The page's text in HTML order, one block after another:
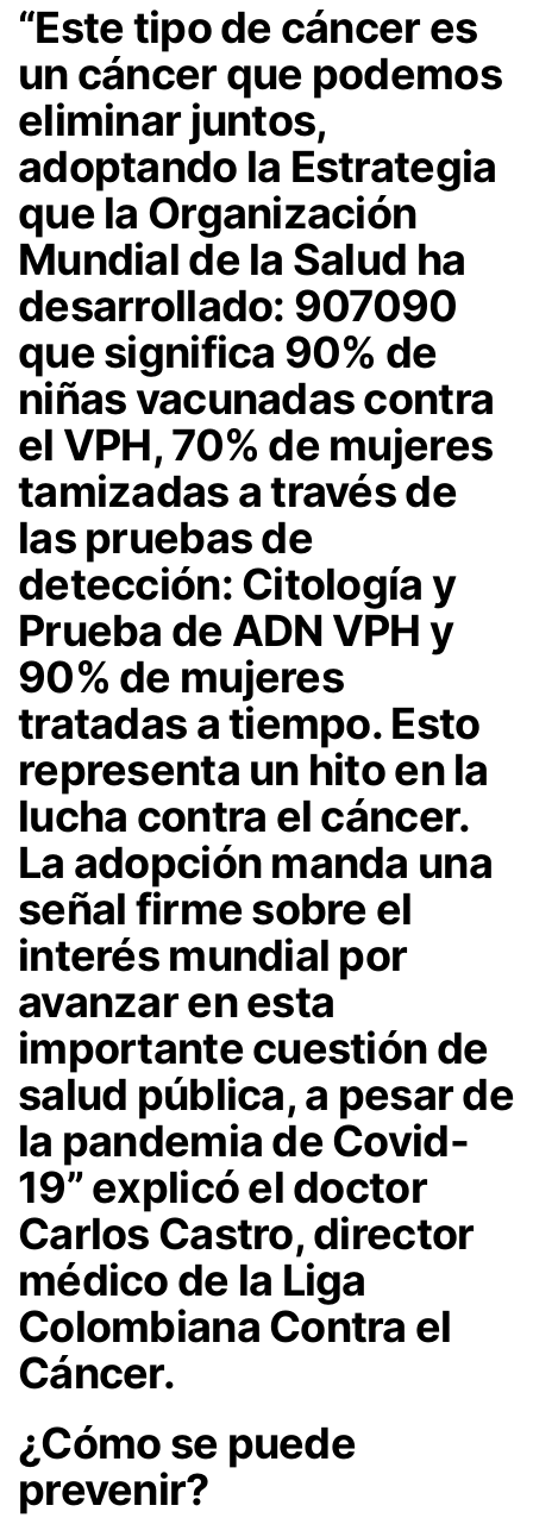
“Este tipo de cáncer es
un cáncer que podemos
eliminar juntos,
adoptando la Estrategia
que la Organización
Mundial de la Salud ha
desarrollado: 907090
que significa 90% de
niñas vacunadas contra
el VPH, 70% de mujeres
tamizadas a través de
las pruebas de
detección: Citología y
Prueba de ADN VPH y
90% de mujeres
tratadas a tiempo. Esto
representa un hito en la
lucha contra el cáncer.
La adopción manda una
señal firme sobre el
interés mundial por
avanzar en esta
importante cuestión de
salud pública, a pesar de
la pandemia de Covid-
19” explicó el doctor
Carlos Castro, director
médico de la Liga
Colombiana Contra el
Cáncer.
¿Cómo se puede
prevenir?